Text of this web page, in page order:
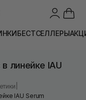
БЕСТСЕЛЛЕРЫ
линейке IAU
IAU Serum